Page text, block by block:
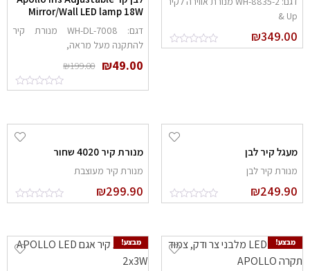
₪
Mirror/Wall LED lamp 18W
דגם: 7008-WH-DL מנורת קיר
להתקנה מעל מראה,
₪199.00 ₪49.00
קיר לבן
קיר לבן
₪
מנורת קיר 4020 שחור
מנורת קיר מעוצבת
₪299.90
מבצע! מבצע!